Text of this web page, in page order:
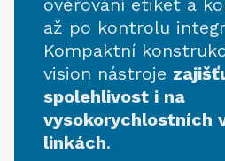
až po kontrolu
Kompaktní
vision nástroje
spolehlivost i na
vysokorychlostních
linkách.